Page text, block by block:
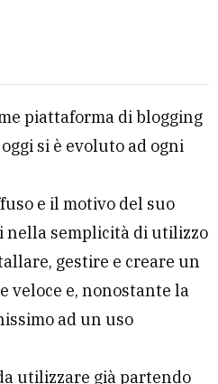
piattaforma di blogging
si è evoluto ad ogni
e il motivo del suo
nella semplicità di utilizzo
gestire e creare un
veloce e, nonostante la
ad un uso
utilizzare già partendo